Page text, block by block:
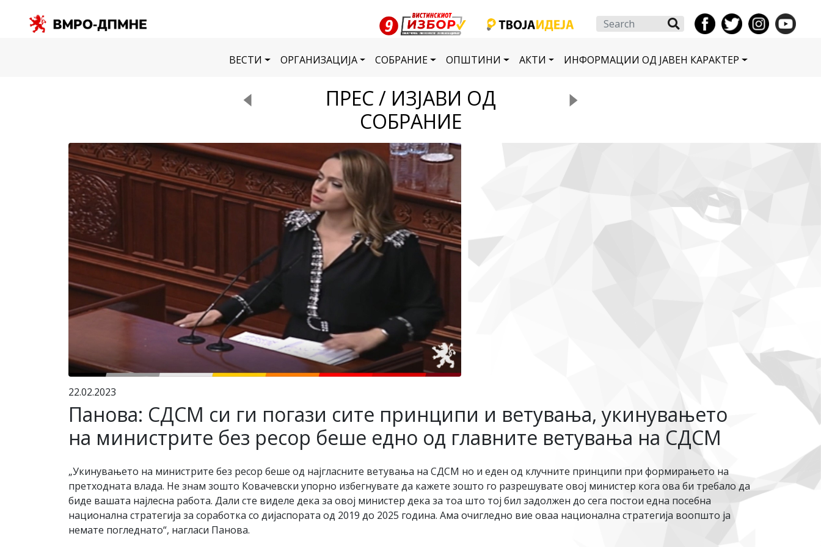
Search
ВЕСТИ ОРГАНИЗАЦИЈА СОБРАНИЕ ОПШТИНИ АКТИ ИНФОРМАЦИИ ОД ЈАВЕН КАРАКТЕР
ПРЕС / ИЗЈАВИ ОД
СОБРАНИЕ
22.02.2023
Панова: СДСМ си ги погази сите принципи и ветувања, укинувањето
на министрите без ресор беше едно од главните ветувања на СДСМ
„Укинувањето на министрите без ресор беше од најгласните ветувања на СДСМ но и еден од клучните принципи при формирањето на
претходната влада. Не знам зошто Ковачевски упорно избегнувате да кажете зошто го разрешувате овој министер кога ова би требало да
биде вашата најлесна работа. Дали сте виделе дека за овој министер дека за тоа што тој бил задолжен до сега постои една посебна
национална стратегија за соработка со дијаспората од 2019 до 2025 година. Ама очигледно вие оваа национална стратегија воопшто ја
немате погледнато“, нагласи Панова.